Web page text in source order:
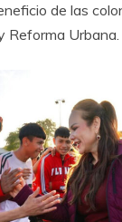
de las
Reforma Urbana.